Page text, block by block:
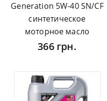
Generation 5W-40 SN/CF
синтетическое
моторное масло
366 грн.